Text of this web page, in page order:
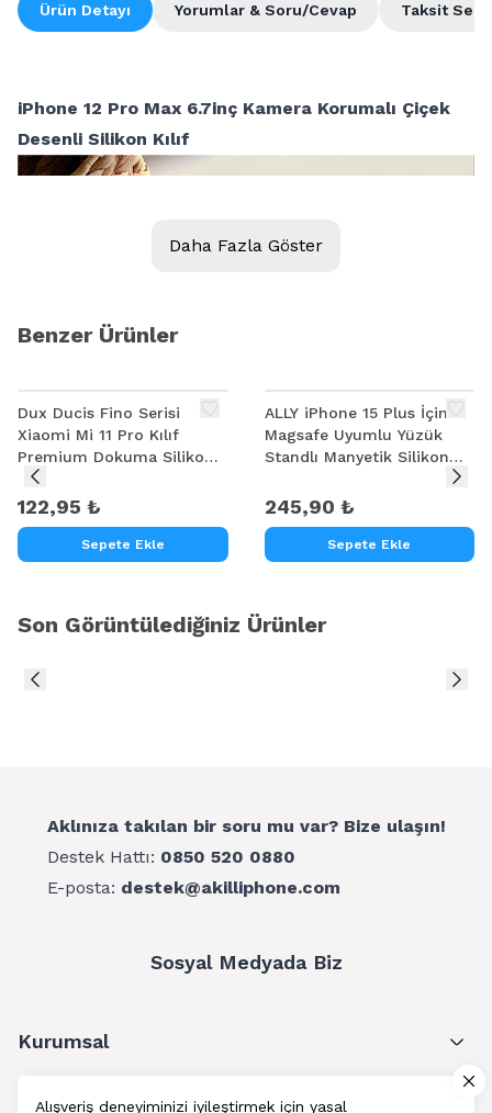
Alışveriş deneyiminizi iyileştirmek için yasal
Ürün Detayı Taksit
Yorumlar & Soru/Cevap
iPhone 12 Pro Max 6.7inç Kamera Korumalı Çiçek
Desenli Silikon Kılıf
Daha Fazla Göster
Benzer Ürünler
Dux Ducis Fino Serisi
Xiaomi Mi 11 Pro Kılıf
Premium Dokuma Silikon
Kılıf
122,95 ₺
Sepete Ekle
ALLY iPhone 15 Plus İçin
Magsafe Uyumlu Yüzük
Standlı Manyetik Silikon
245,90 ₺
Sepete Ekle
Son Görüntülediğiniz Ürünler
Aklınıza takılan bir soru mu var? Bize ulaşın!
Destek Hattı: 0850 520 0880
E-posta: destek@akilliphone.com
Sosyal Medyada Biz
Kurumsal
Müşteri Hizmetleri